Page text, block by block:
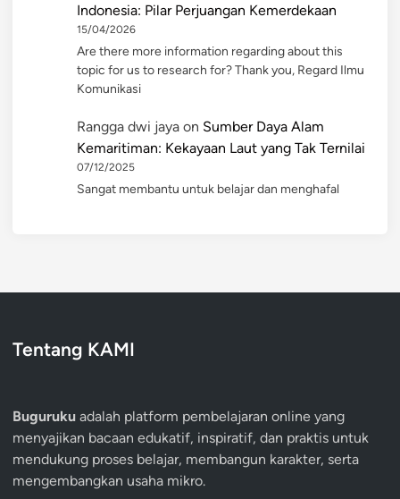
Indonesia: Pilar Perjuangan Kemerdekaan
15/04/2026
Are there more information regarding about this
topic for us to research for? Thank you, Regard Ilmu
Komunikasi
Rangga dwi jaya on Sumber Daya Alam
Kemaritiman: Kekayaan Laut yang Tak Ternilai
07/12/2025
Sangat membantu untuk belajar dan menghafal
Tentang KAMI
Buguruku adalah platform pembelajaran online yang
menyajikan bacaan edukatif, inspiratif, dan praktis untuk
mendukung proses belajar, membangun karakter, serta
mengembangkan usaha mikro.